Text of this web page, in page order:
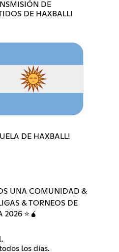
DE
DE HAXBALL!
DE HAXBALL!
UNA COMUNIDAD &
& TORNEOS DE
2026 ⭐🧉
los días.